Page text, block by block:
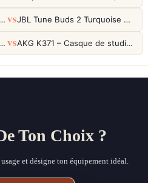
POGS The Elephant – Casque Filaire Enfants 85dB POGS-Safe™ (Éco-Responsable) VS JBL Tune Buds 2 Turquoise – Écouteurs True Wireless avec ANC et autonomie 48h
AKG K271 MKII – Casque fermé studio fiable pour une écoute neutre VS AKG K371 – Casque de studio fermé 50mm titane, réponse 5Hz-50kHz
Ton Choix ?
et désigne ton équipement idéal.